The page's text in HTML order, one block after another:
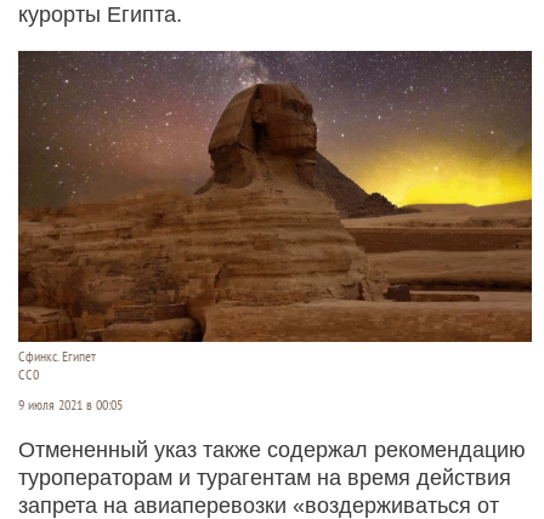
курорты Египта.
Сфинкс. Египет
СС0
9 июля 2021 в 00:05
Отмененный указ также содержал рекомендацию
туроператорам и турагентам на время действия
запрета на авиаперевозки «воздерживаться от